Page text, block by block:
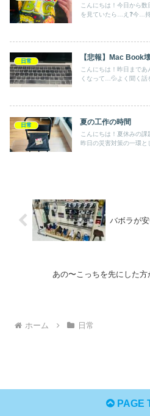
こんにちは！今日から
を見ていたら…え❓今…
日常 【悲報】Mac Book
こんにちは！昨日まで
くなって…💦よく聞く話
日常 夏の工作の時間
こんにちは！夏休みの課
昨日の災害対策の一環と
バボラが安
あの〜こっちを先にした方
ホーム 日常
PAGE